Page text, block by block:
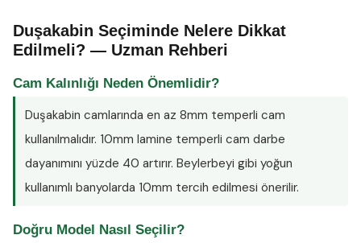
Duşakabin Seçiminde Nelere Dikkat
Edilmeli? — Uzman Rehberi
Cam Kalınlığı Neden Önemlidir?
Duşakabin camlarında en az 8mm temperli cam
kullanılmalıdır. 10mm lamine temperli cam darbe
dayanımını yüzde 40 artırır. Beylerbeyi gibi yoğun
kullanımlı banyolarda 10mm tercih edilmesi önerilir.
Doğru Model Nasıl Seçilir?